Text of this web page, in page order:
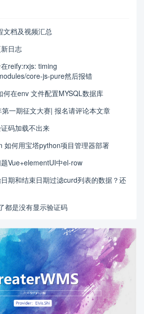
文档及视频汇总
日志
reify:rxjs: timing
core-js-pure然后报错
何在env 文件配置MYSQL数据库
一期征文大赛| 报名请评论本文章
码加载不出来
如何用宝塔python项目管理器部署
Vue+elementUI中el-row
期和结束日期过滤curd列表的数据？还
都是没有显示验证码